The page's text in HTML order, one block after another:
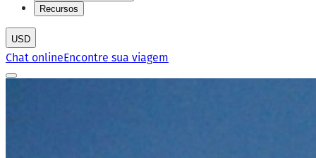
Recursos
USD
Chat onlineEncontre sua viagem